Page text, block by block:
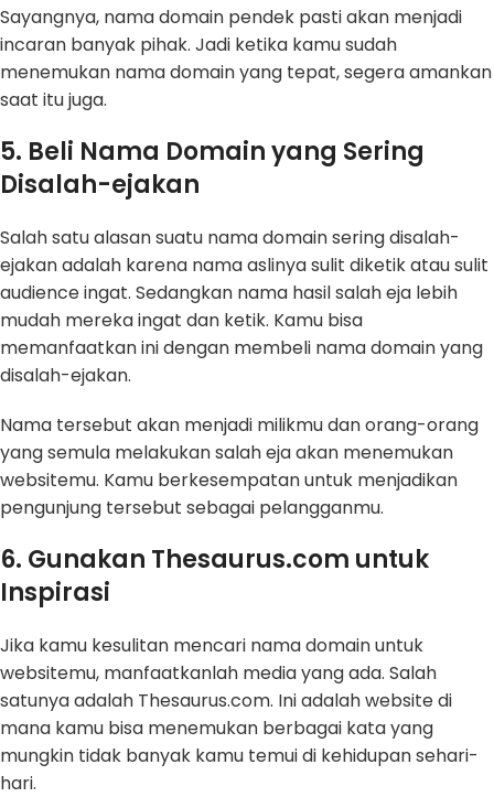
Sayangnya, nama domain pendek pasti akan menjadi
incaran banyak pihak. Jadi ketika kamu sudah
menemukan nama domain yang tepat, segera amankan
saat itu juga.
5. Beli Nama Domain yang Sering
Disalah-ejakan
Salah satu alasan suatu nama domain sering disalah-
ejakan adalah karena nama aslinya sulit diketik atau sulit
audience ingat. Sedangkan nama hasil salah eja lebih
mudah mereka ingat dan ketik. Kamu bisa
memanfaatkan ini dengan membeli nama domain yang
disalah-ejakan.
Nama tersebut akan menjadi milikmu dan orang-orang
yang semula melakukan salah eja akan menemukan
websitemu. Kamu berkesempatan untuk menjadikan
pengunjung tersebut sebagai pelangganmu.
6. Gunakan Thesaurus.com untuk
Inspirasi
Jika kamu kesulitan mencari nama domain untuk
websitemu, manfaatkanlah media yang ada. Salah
satunya adalah Thesaurus.com. Ini adalah website di
mana kamu bisa menemukan berbagai kata yang
mungkin tidak banyak kamu temui di kehidupan sehari-
hari.